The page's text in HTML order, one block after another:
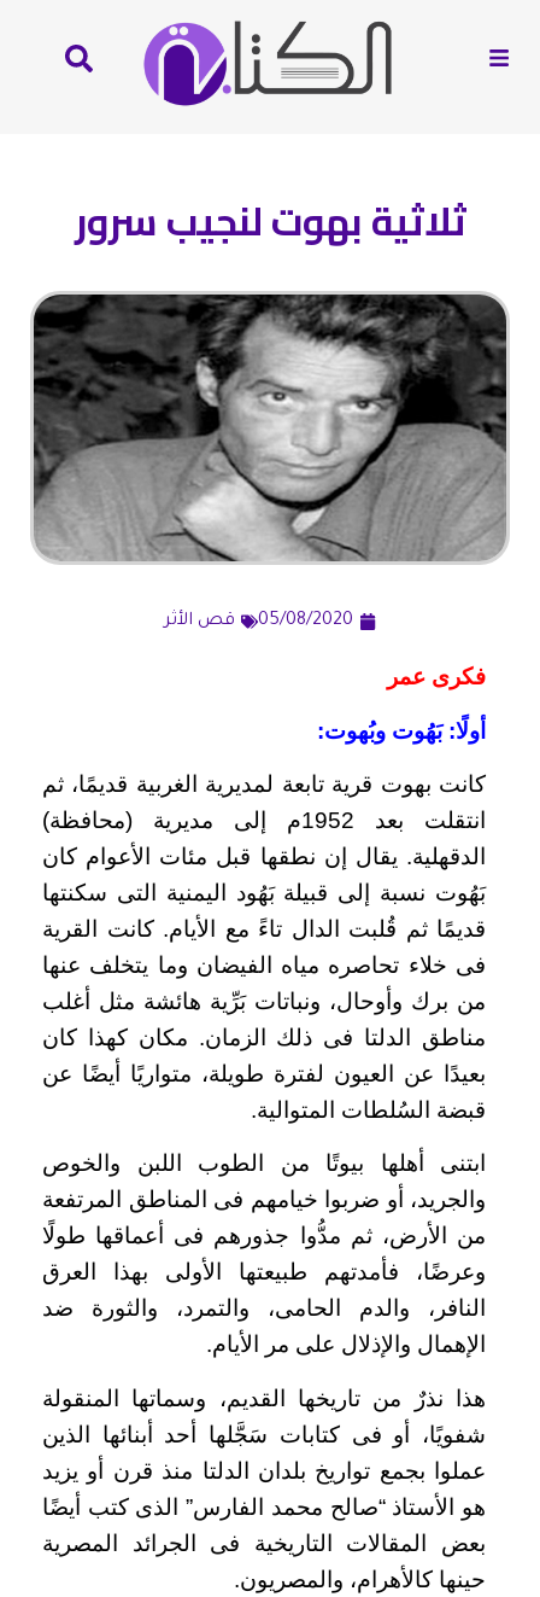
ثلاثية بهوت لنجيب سرور
05/08/2020 قص الأثر
فكرى عمر
أولًا: بَهُوت وبُهوت:
كانت بهوت قرية تابعة لمديرية الغربية قديمًا، ثم
انتقلت بعد 1952م إلى مديرية (محافظة)
الدقهلية. يقال إن نطقها قبل مئات الأعوام كان
بَهُوت نسبة إلى قبيلة بَهُود اليمنية التى سكنتها
قديمًا ثم قُلبت الدال تاءً مع الأيام. كانت القرية
فى خلاء تحاصره مياه الفيضان وما يتخلف عنها
من برك وأوحال، ونباتات بَرِّية هائشة مثل أغلب
مناطق الدلتا فى ذلك الزمان. مكان كهذا كان
بعيدًا عن العيون لفترة طويلة، متواريًا أيضًا عن
قبضة السُلطات المتوالية.
ابتنى أهلها بيوتًا من الطوب اللبن والخوص
والجريد، أو ضربوا خيامهم فى المناطق المرتفعة
من الأرض، ثم مدُّوا جذورهم فى أعماقها طولًا
وعرضًا، فأمدتهم طبيعتها الأولى بهذا العرق
النافر، والدم الحامى، والتمرد، والثورة ضد
الإهمال والإذلال على مر الأيام.
هذا نذرٌ من تاريخها القديم، وسماتها المنقولة
شفويًا، أو فى كتابات سَجَّلها أحد أبنائها الذين
عملوا بجمع تواريخ بلدان الدلتا منذ قرن أو يزيد
هو الأستاذ “صالح محمد الفارس” الذى كتب أيضًا
بعض المقالات التاريخية فى الجرائد المصرية
حينها كالأهرام، والمصريون.